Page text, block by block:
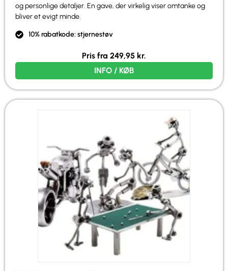
og personlige detaljer. En gave, der virkelig viser omtanke og
bliver et evigt minde.
10% rabatkode: stjernestøv
Pris fra 249,95 kr.
INFO / KØB